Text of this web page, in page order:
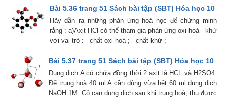
Bài 5.36 trang 51 Sách bài tập (SBT) Hóa học 10
Hãy dẫn ra những phản ứng hoá học để chứng minh
rằng : a)Axit HCl có thể tham gia phản ứng oxi hoá - khử
với vai trò : - chất oxi hoá ; - chất khử ;
Bài 5.37 trang 51 Sách bài tập (SBT) Hóa học 10
Dung dịch A có chứa đồng thời 2 axit là HCL và H2SO4.
Để trung hoà 40 ml A cần dùng vừa hết 60 ml dung dịch
NaOH 1M. Cô cạn dung dịch sau khi trung hoà, thu được